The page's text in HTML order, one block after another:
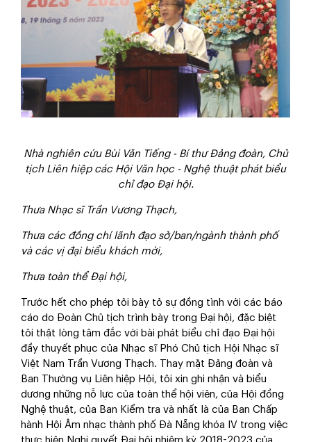
Nhà nghiên cứu Bùi Văn Tiếng - Bí thư Đảng đoàn, Chủ
tịch Liên hiệp các Hội Văn học - Nghệ thuật phát biểu
chỉ đạo Đại hội.
Thưa Nhạc sĩ Trần Vương Thạch,
Thưa các đồng chí lãnh đạo sở/ban/ngành thành phố
và các vị đại biểu khách mời,
Thưa toàn thể Đại hội,
Trước hết cho phép tôi bày tỏ sự đồng tình với các báo
cáo do Đoàn Chủ tịch trình bày trong Đại hội, đặc biệt
tôi thật lòng tâm đắc với bài phát biểu chỉ đạo Đại hội
đầy thuyết phục của Nhạc sĩ Phó Chủ tịch Hội Nhạc sĩ
Việt Nam Trần Vương Thạch. Thay mặt Đảng đoàn và
Ban Thường vụ Liên hiệp Hội, tôi xin ghi nhận và biểu
dương những nỗ lực của toàn thể hội viên, của Hội đồng
Nghệ thuật, của Ban Kiểm tra và nhất là của Ban Chấp
hành Hội Âm nhạc thành phố Đà Nẵng khóa IV trong việc